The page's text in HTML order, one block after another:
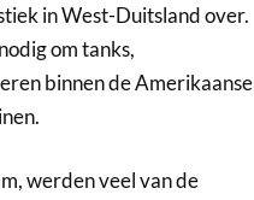
in West-Duitsland over.
om tanks,
binnen de Amerikaanse
werden veel van de